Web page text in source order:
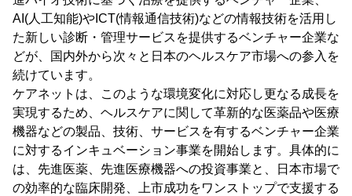
AI(人工知能)やICT(情報通信技術)などの情報技術を活用し
た新しい診断・管理サービスを提供するベンチャー企業な
どが、国内外から次々と日本のヘルスケア市場への参入を
続けています。
ケアネットは、このような環境変化に対応し更なる成長を
実現するため、ヘルスケアに関して革新的な医薬品や医療
機器などの製品、技術、サービスを有するベンチャー企業
に対するインキュベーション事業を開始します。具体的に
は、先進医薬、先進医療機器への投資事業と、日本市場で
の効率的な臨床開発、上市成功をワンストップで支援する